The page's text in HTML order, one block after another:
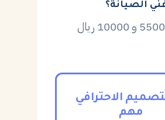
الصيانة؟
يتراوح بين 5500 و 10000 ريال
الاحترافي
مهم